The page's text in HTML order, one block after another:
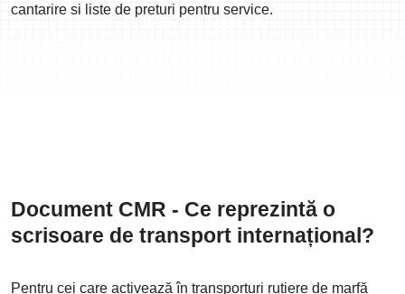
cantarire si liste de preturi pentru service.
Document CMR - Ce reprezintă o
scrisoare de transport internațional?
Pentru cei care activează în transporturi rutiere de marfă